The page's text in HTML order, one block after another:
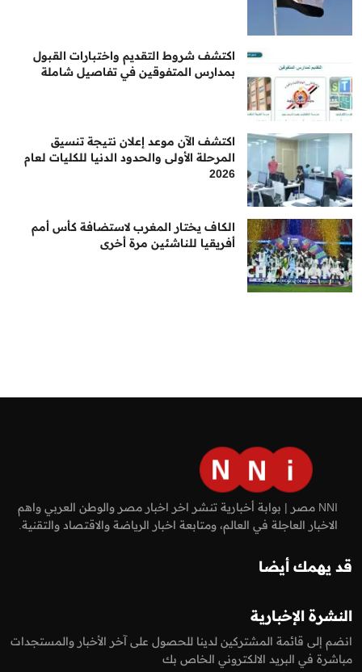
اكتشف شروط التقديم واختبارات القبول
بمدارس المتفوقين في تفاصيل شاملة
اكتشف الآن موعد إعلان نتيجة تنسيق
المرحلة الأولى والحدود الدنيا للكليات لعام
2026
الكاف يختار المغرب لاستضافة كأس أمم
أفريقيا للناشئين مرة أخرى
NNI مصر | بوابة أخبارية تنشر اخر اخبار مصر والوطن العربي واهم
الاخبار العاجلة في العالم، ومتابعة اخبار الرياضة والاقتصاد والتقنية.
قد يهمك أيضا
النشرة الإخبارية
انضم إلى قائمة المشتركين لدينا للحصول على آخر الأخبار والمستجدات
مباشرة في البريد الالكتروني الخاص بك